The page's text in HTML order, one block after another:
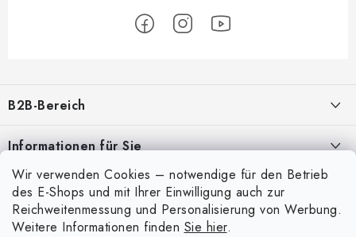
Wir verwenden Cookies – notwendige für den Betrieb
des E-Shops und mit Ihrer Einwilligung auch zur
Reichweitenmessung und Personalisierung von Werbung.
Weitere Informationen finden Sie hier.
ß
z
e
B2B-Bereich
Geschäftspartner, die Bereitstellung geeigneter Dienstleistungen und
Service
ANMELDUNG
Informationen für Sie
Über uns
Meine Bestellung
Mein Konto
Anmelden